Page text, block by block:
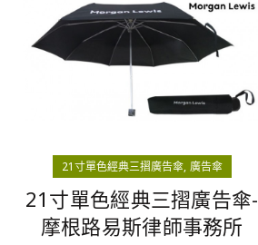
21寸單色經典三摺廣告傘 廣告傘
21寸單色經典三摺廣告傘-
摩根路易斯律師事務所